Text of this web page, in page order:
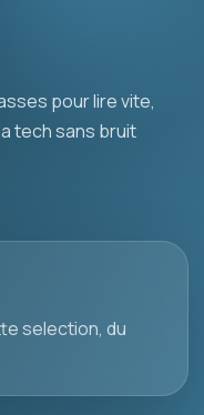
pour lire vite,
tech sans bruit
selection, du